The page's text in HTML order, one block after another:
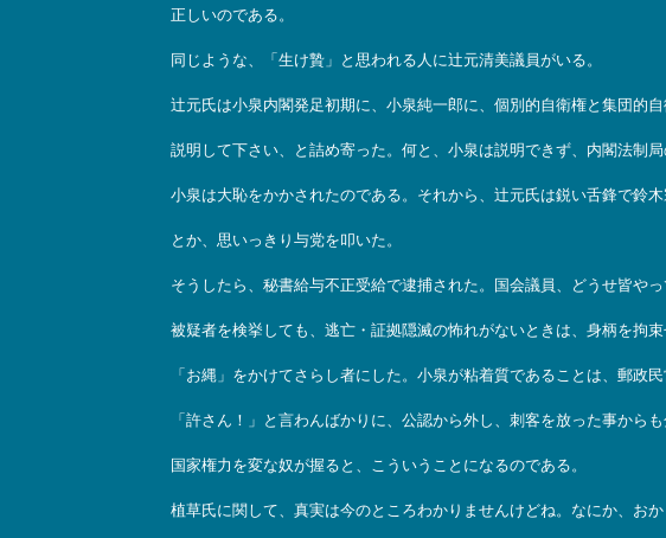
正しいのである。
同じような、「生け贄」と思われる人に辻元清美議員がいる。
辻元氏は小泉内閣発足初期に、小泉純一郎に、個別的自衛権と集団的
説明して下さい、と詰め寄った。何と、小泉は説明できず、内閣法制局
小泉は大恥をかかされたのである。それから、辻元氏は鋭い舌鋒で鈴木
とか、思いっきり与党を叩いた。
そうしたら、秘書給与不正受給で逮捕された。国会議員、どうせ皆やっ
被疑者を検挙しても、逃亡・証拠隠滅の怖れがないときは、身柄を拘
「お縄」をかけてさらし者にした。小泉が粘着質であることは、郵政
「許さん！」と言わんばかりに、公認から外し、刺客を放った事からも
国家権力を変な奴が握ると、こういうことになるのである。
植草氏に関して、真実は今のところわかりませんけどね。なにか、おか